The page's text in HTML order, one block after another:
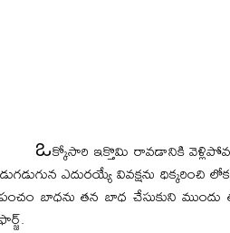
ఒక్కోసారి ఇక్తొమి రావడానికి
ఎదురయ్యే వివక్షను
బాధను తన బాధ చేసుకుని